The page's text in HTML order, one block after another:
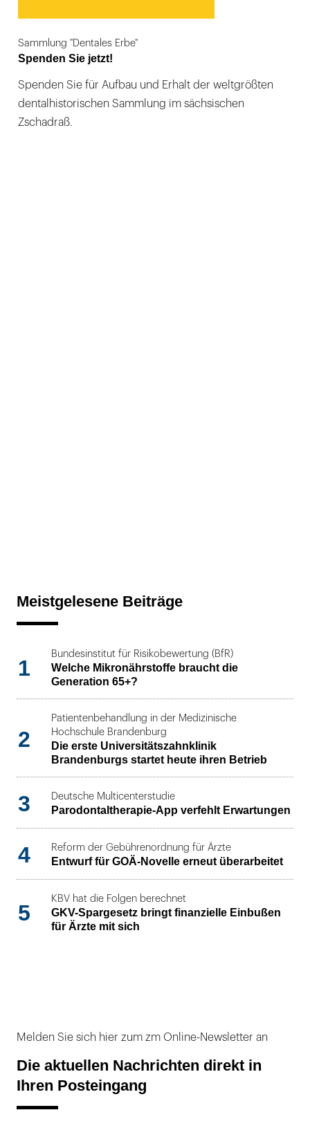
Sammlung "Dentales Erbe"
Spenden Sie jetzt!
Spenden Sie für Aufbau und Erhalt der weltgrößten
dentalhistorischen Sammlung im sächsischen
Zschadraß.
Meistgelesene Beiträge
1
Bundesinstitut für Risikobewertung (BfR)
Welche Mikronährstoffe braucht die
Generation 65+?
2
Patientenbehandlung in der Medizinische
Hochschule Brandenburg
Die erste Universitätszahnklinik
Brandenburgs startet heute ihren Betrieb
3 Deutsche Multicenterstudie
Parodontaltherapie-App verfehlt Erwartungen
4 Reform der Gebührenordnung für Ärzte
Entwurf für GOÄ-Novelle erneut überarbeitet
5
KBV hat die Folgen berechnet
GKV-Spargesetz bringt finanzielle Einbußen
für Ärzte mit sich
Melden Sie sich hier zum zm Online-Newsletter an
Die aktuellen Nachrichten direkt in
Ihren Posteingang